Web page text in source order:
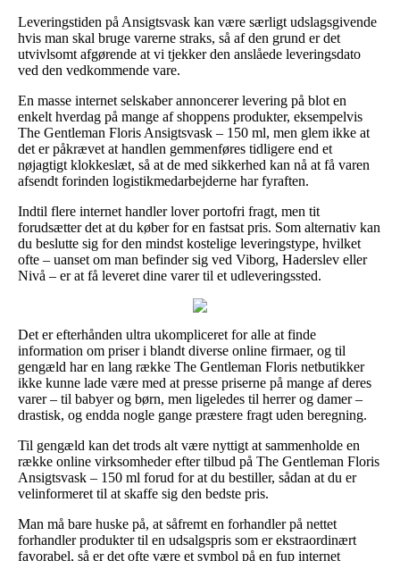
Leveringstiden på Ansigtsvask kan være særligt udslagsgivende
hvis man skal bruge varerne straks, så af den grund er det
utvivlsomt afgørende at vi tjekker den anslåede leveringsdato
ved den vedkommende vare.
En masse internet selskaber annoncerer levering på blot en
enkelt hverdag på mange af shoppens produkter, eksempelvis
The Gentleman Floris Ansigtsvask – 150 ml, men glem ikke at
det er påkrævet at handlen gemmenføres tidligere end et
nøjagtigt klokkeslæt, så at de med sikkerhed kan nå at få varen
afsendt forinden logistikmedarbejderne har fyraften.
Indtil flere internet handler lover portofri fragt, men tit
forudsætter det at du køber for en fastsat pris. Som alternativ kan
du beslutte sig for den mindst kostelige leveringstype, hvilket
ofte – uanset om man befinder sig ved Viborg, Haderslev eller
Nivå – er at få leveret dine varer til et udleveringssted.
Det er efterhånden ultra ukompliceret for alle at finde
information om priser i blandt diverse online firmaer, og til
gengæld har en lang række The Gentleman Floris netbutikker
ikke kunne lade være med at presse priserne på mange af deres
varer – til babyer og børn, men ligeledes til herrer og damer –
drastisk, og endda nogle gange præstere fragt uden beregning.
Til gengæld kan det trods alt være nyttigt at sammenholde en
række online virksomheder efter tilbud på The Gentleman Floris
Ansigtsvask – 150 ml forud for at du bestiller, sådan at du er
velinformeret til at skaffe sig den bedste pris.
Man må bare huske på, at såfremt en forhandler på nettet
forhandler produkter til en udsalgspris som er ekstraordinært
favorabel, så er det ofte være et symbol på en fup internet